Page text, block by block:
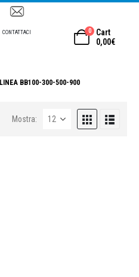
CONTATTACI 0
Cart
0,00€
LINEA BB100-300-500-900
Mostra: